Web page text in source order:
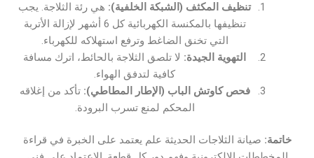
تنظيف المكثف (الشبكة الخلفية): هي رئة الثلاجة. يجب
تنظيفها بالمكنسة الكهربائية كل 6 أشهر لإزالة الأتربة
التي تخنق الضاغط وترفع استهلاكه للكهرباء.
التهوية الجيدة: لا تلصق الثلاجة بالحائط، اترك مسافة
كافية لتدفق الهواء.
فحص كاوتش الباب (الإطار المطاطي): تأكد من إغلاقه
المحكم لمنع تسرب البرودة.
خاتمة: صيانة الثلاجات الحديثة علم يعتمد على الخبرة في قراءة